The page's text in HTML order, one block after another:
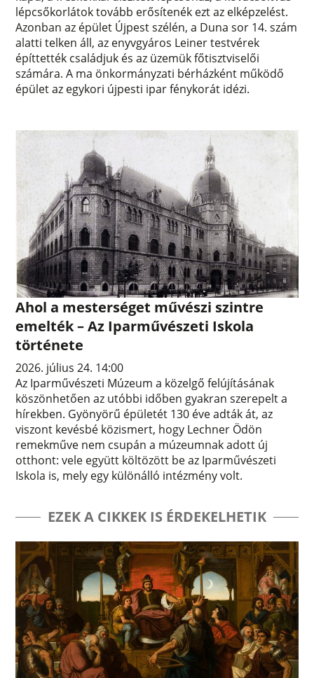
lépcsőkorlátok tovább erősítenék ezt az elképzelést.
Azonban az épület Újpest szélén, a Duna sor 14. szám
alatti telken áll, az enyvgyáros Leiner testvérek
építtették családjuk és az üzemük főtisztviselői
számára. A ma önkormányzati bérházként működő
épület az egykori újpesti ipar fénykorát idézi.
Ahol a mesterséget művészi szintre
emelték – Az Iparművészeti Iskola
története
2026. július 24. 14:00
Az Iparművészeti Múzeum a közelgő felújításának
köszönhetően az utóbbi időben gyakran szerepelt a
hírekben. Gyönyörű épületét 130 éve adták át, az
viszont kevésbé közismert, hogy Lechner Ödön
remekműve nem csupán a múzeumnak adott új
otthont: vele együtt költözött be az Iparművészeti
Iskola is, mely egy különálló intézmény volt.
EZEK A CIKKEK IS ÉRDEKELHETIK